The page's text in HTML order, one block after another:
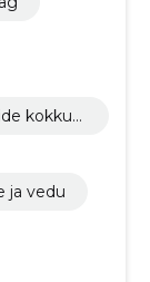
kokkuo
ja vedu